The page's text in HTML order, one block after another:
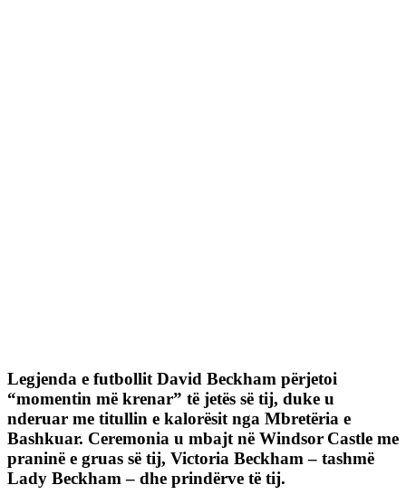
Legjenda e futbollit David Beckham përjetoi
“momentin më krenar” të jetës së tij, duke u
nderuar me titullin e kalorësit nga Mbretëria e
Bashkuar. Ceremonia u mbajt në Windsor Castle me
praninë e gruas së tij, Victoria Beckham – tashmë
Lady Beckham – dhe prindërve të tij.